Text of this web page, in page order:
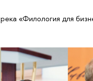
«Филология для